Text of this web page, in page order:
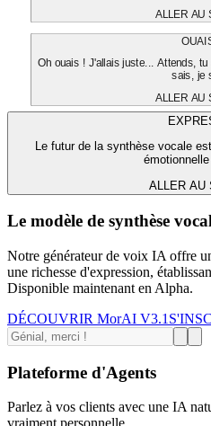
ALLER AU
Oh ouais ! J'allais juste... Attends,
sais, je
ALLER AU
Le futur de la synthèse vocale
ALLER AU
Le modèle de synthèse
Notre générateur de voix IA offre
une richesse d'expression,
Disponible maintenant en Alpha.
DÉCOUVRIR MorAI V3.1
Plateforme d'Agents
Parlez à vos clients avec une IA